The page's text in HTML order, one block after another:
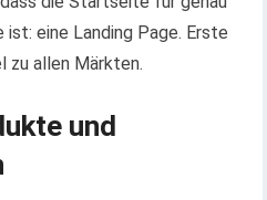
eine Landing Page. Erste
zu allen Märkten.
und